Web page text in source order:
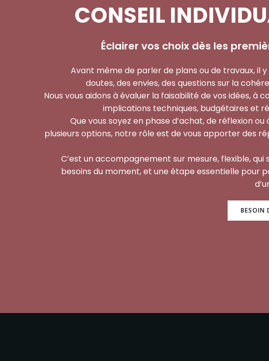
CONSEIL
Éclairer vos choix dès les
Avant même de parler de plans ou de travaux, il
doutes, des envies, des questions sur la
Nous vous aidons à évaluer la faisabilité de vos idées, à
implications techniques, budgétaires et
Que vous soyez en phase d’achat, de réflexion ou
plusieurs options, notre rôle est de vous apporter des
C’est un accompagnement sur mesure, flexible, qui
besoins du moment, et une étape essentielle pour
BESOIN